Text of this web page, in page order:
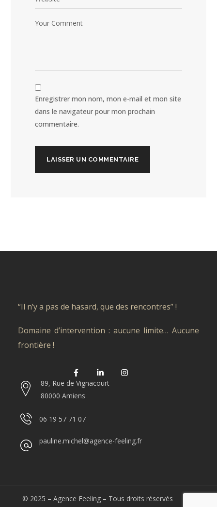
Enregistrer mon nom, mon e-mail et mon site
dans le navigateur pour mon prochain
commentaire.
“Il n’y a pas de hasard, que des rencontres” !
Domaine d’intervention : aucune limite… Aucune
frontière !
89, Rue de Vignacourt
80000 Amiens
06 19 57 71 07
pauline.michel@agence-feeling.fr
© 2025 – Agence Feeling – Tous droits réservés